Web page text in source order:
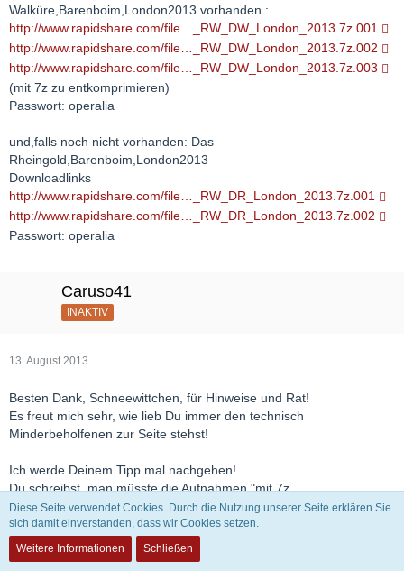
Walküre,Barenboim,London2013 vorhanden :
http://www.rapidshare.com/file…_RW_DW_London_2013.7z.001
http://www.rapidshare.com/file…_RW_DW_London_2013.7z.002
http://www.rapidshare.com/file…_RW_DW_London_2013.7z.003
(mit 7z zu entkomprimieren)
Passwort: operalia
und,falls noch nicht vorhanden: Das
Rheingold,Barenboim,London2013
Downloadlinks
http://www.rapidshare.com/file…_RW_DR_London_2013.7z.001
http://www.rapidshare.com/file…_RW_DR_London_2013.7z.002
Passwort: operalia
Caruso41
INAKTIV
13. August 2013
Besten Dank, Schneewittchen, für Hinweise und Rat!
Es freut mich sehr, wie lieb Du immer den technisch
Minderbeholfenen zur Seite stehst!
Ich werde Deinem Tipp mal nachgehen!
Du schreibst, man müsste die Aufnahmen "mit 7z
entkomprimieren"! Da kann ich jetzt noch nichts mit anfangen.
Bisher habe ich heruntergeladene Aufnahmen immer auf dem von
Windows7 angebotenen entpackt.
Diese Seite verwendet Cookies. Durch die Nutzung unserer Seite erklären Sie
sich damit einverstanden, dass wir Cookies setzen.
Weitere Informationen
Schließen